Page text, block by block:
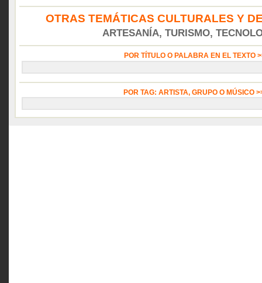
OTRAS TEMÁTICAS CULTURALES Y
ARTESANÍA, TURISMO,
POR TÍTULO O PALABRA EN EL TEXTO
POR TAG: ARTISTA, GRUPO O MÚSICO